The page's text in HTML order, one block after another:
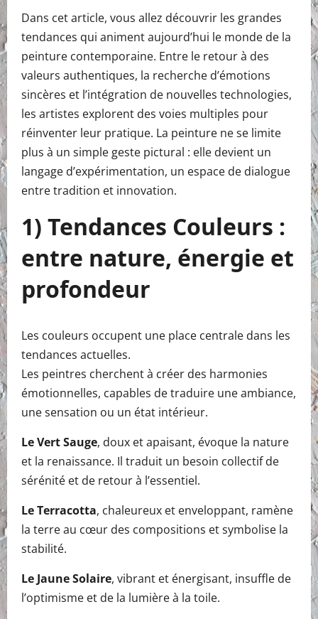
Dans cet article, vous allez découvrir les grandes
tendances qui animent aujourd’hui le monde de la
peinture contemporaine. Entre le retour à des
valeurs authentiques, la recherche d’émotions
sincères et l’intégration de nouvelles technologies,
les artistes explorent des voies multiples pour
réinventer leur pratique. La peinture ne se limite
plus à un simple geste pictural : elle devient un
langage d’expérimentation, un espace de dialogue
entre tradition et innovation.
1) Tendances Couleurs :
entre nature, énergie et
profondeur
Les couleurs occupent une place centrale dans les
tendances actuelles.
Les peintres cherchent à créer des harmonies
émotionnelles, capables de traduire une ambiance,
une sensation ou un état intérieur.
Le Vert Sauge, doux et apaisant, évoque la nature
et la renaissance. Il traduit un besoin collectif de
sérénité et de retour à l’essentiel.
Le Terracotta, chaleureux et enveloppant, ramène
la terre au cœur des compositions et symbolise la
stabilité.
Le Jaune Solaire, vibrant et énergisant, insuffle de
l’optimisme et de la lumière à la toile.